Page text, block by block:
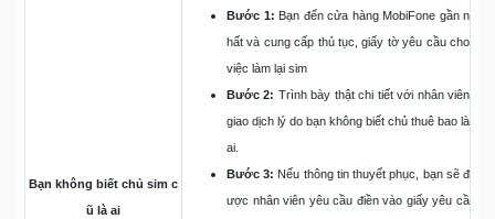
Bạn không biết chủ sim c
ũ là ai
Bước 1: Bạn đến cửa hàng MobiFone gần n
hất và cung cấp thủ tục, giấy tờ yêu cầu cho
việc làm lại sim
Bước 2: Trình bày thật chi tiết với nhân viên
giao dịch lý do bạn không biết chủ thuê bao là
ai.
Bước 3: Nếu thông tin thuyết phục, bạn sẽ đ
ược nhân viên yêu cầu điền vào giấy yêu cầ